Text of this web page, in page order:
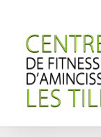
contenu